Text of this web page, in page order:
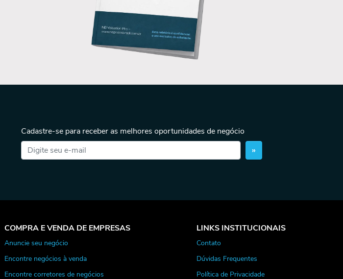
Cadastre-se para receber as melhores oportunidades de negócio
»
COMPRA E VENDA DE EMPRESAS
Anuncie seu negócio
Encontre negócios à venda
Encontre corretores de negócios
LINKS INSTITUCIONAIS
Contato
Dúvidas Frequentes
Política de Privacidade